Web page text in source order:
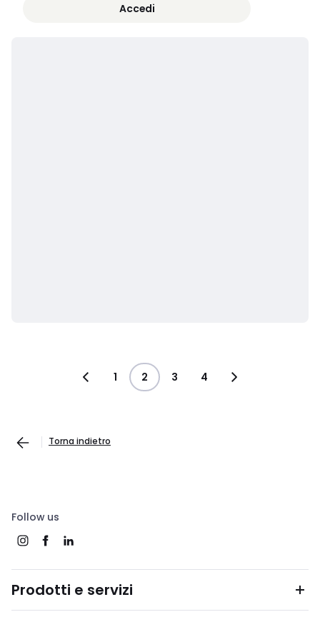
Accedi
1 2 3 4
Torna indietro
Follow us
Prodotti e servizi